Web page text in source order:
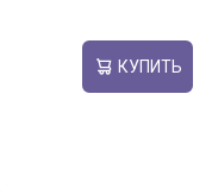
КУПИТЬ